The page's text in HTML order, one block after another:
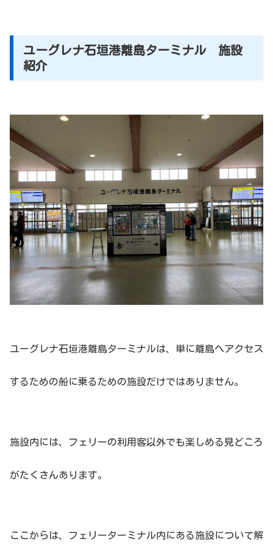
ユーグレナ石垣港離島ターミナル 施設
紹介
ユーグレナ石垣港離島ターミナルは、単に離島へアクセス
するための船に乗るための施設だけではありません。
施設内には、フェリーの利用客以外でも楽しめる見どころ
がたくさんあります。
ここからは、フェリーターミナル内にある施設について解